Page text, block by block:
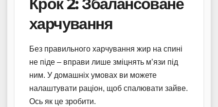
Крок 2: Збалансоване
харчування
Без правильного харчування жир на спині
не піде – вправи лише зміцнять м’язи під
ним. У домашніх умовах ви можете
налаштувати раціон, щоб спалювати зайве.
Ось як це зробити.